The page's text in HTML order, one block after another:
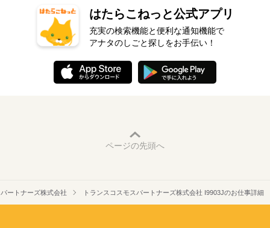
はたらこねっと公式アプリ
充実の検索機能と便利な通知機能で
アナタのしごと探しをお手伝い！
ページの先頭へ
ートナーズ株式会社 トランスコスモスパートナーズ株式会社 I9903Jのお仕事詳細